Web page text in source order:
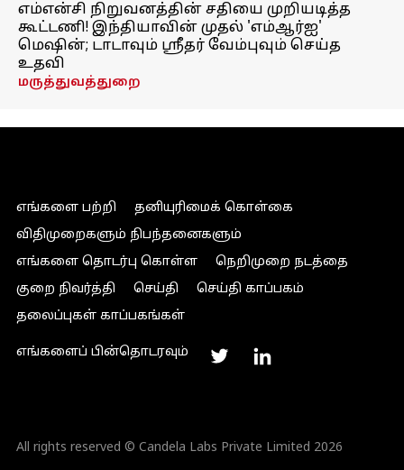
எம்என்சி நிறுவனத்தின் சதியை முறியடித்த
கூட்டணி! இந்தியாவின் முதல் 'எம்ஆர்ஐ'
மெஷின்; டாடாவும் ஸ்ரீதர் வேம்புவும் செய்த
உதவி
மருத்துவத்துறை
எங்களை பற்றி
தனியுரிமைக் கொள்கை
விதிமுறைகளும் நிபந்தனைகளும்
எங்களை தொடர்பு கொள்ள
நெறிமுறை நடத்தை
குறை நிவர்த்தி
செய்தி
செய்தி காப்பகம்
தலைப்புகள் காப்பகங்கள்
எங்களைப் பின்தொடரவும்
All rights reserved © Candela Labs Private Limited 2026